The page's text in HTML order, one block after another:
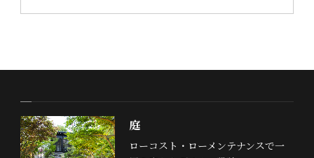
庭
ローコスト・ローメンテナンスで一